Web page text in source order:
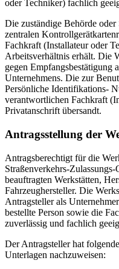
oder Techniker) fachlich
Die zuständige Behörde
zentralen
Fachkraft (Installateur oder
Arbeitsverhältnis erhält. Die
gegen Empfangsbestätigung
Unternehmens. Die zur
Persönliche Identifikations-
verantwortlichen Fachkraft
Privatanschrift übersandt.
Antragsstellung der
Antragsberechtigt für die
Straßenverkehrs-
beauftragten Werkstätten,
Fahrzeughersteller. Die
Antragsteller als
bestellte Person sowie die
zuverlässig und fachlich
Der Antragsteller hat
Unterlagen nachzuweisen: